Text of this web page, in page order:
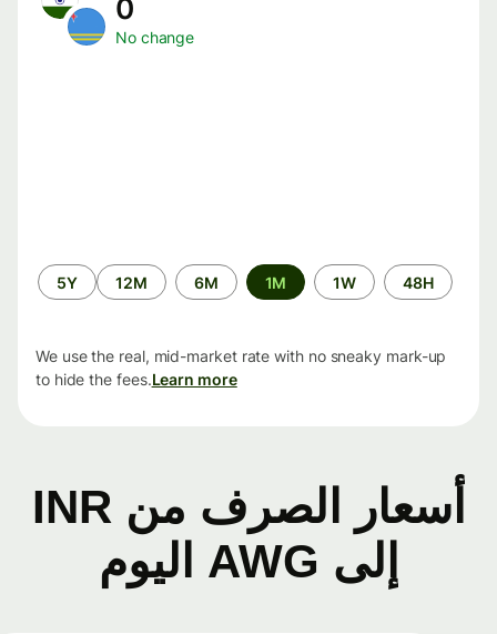
No change
الفترة
الزمنية
48H
1W
1M
6M
12M
5Y
We use the real, mid-market rate with no sneaky mark-up
to hide the fees.Learn more
أسعار الصرف من INR
إلى AWG اليوم